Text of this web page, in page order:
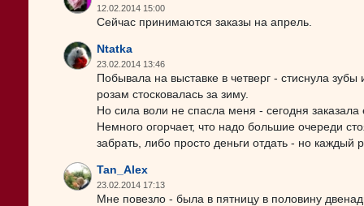
12.02.2014 15:00
Сейчас принимаются заказы на апрель.
Ntatka
23.02.2014 13:46
Побывала на выставке в четверг - стиснула
розам стосковалась за зиму.
Но сила воли не спасла меня - сегодня
Немного огорчает, что надо большие очереди
забрать, либо просто деньги отдать - но каждый
Tan_Alex
23.02.2014 17:13
Мне повезло - была в пятницу в половину